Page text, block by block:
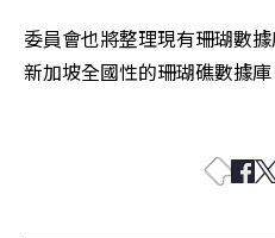
委員會也將整理現有珊瑚數
新加坡全國性的珊瑚礁數據庫